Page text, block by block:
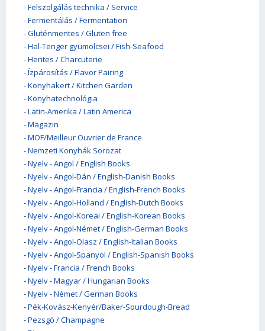
-Felszolgálás technika / Service
-Fermentálás / Fermentation
-Gluténmentes / Gluten free
-Hal-Tenger gyümölcsei / Fish-Seafood
-Hentes / Charcuterie
-Ízpárosítás / Flavor Pairing
-Konyhakert / Kitchen Garden
-Konyhatechnológia
-Latin-Amerika / Latin America
-Magazin
-MOF/Meilleur Ouvrier de France
-Nemzeti Konyhák Sorozat
-Nyelv - Angol / English Books
-Nyelv - Angol-Dán / English-Danish Books
-Nyelv - Angol-Francia / English-French Books
-Nyelv - Angol-Holland / English-Dutch Books
-Nyelv - Angol-Koreai / English-Korean Books
-Nyelv - Angol-Német / English-German Books
-Nyelv - Angol-Olasz / English-Italian Books
-Nyelv - Angol-Spanyol / English-Spanish Books
-Nyelv - Francia / French Books
-Nyelv - Magyar / Hungarian Books
-Nyelv - Német / German Books
-Pék-Kovász-Kenyér/Baker-Sourdough-Bread
-Pezsgő / Champagne